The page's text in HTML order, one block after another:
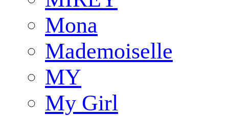
Mona
Mademoiselle
MY
My Girl